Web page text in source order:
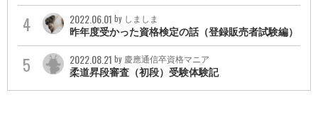
統括管理者■空調給排水管理監督者■清掃作業監督者■温泉入浴指
導員■機械警備業務管理者資格者■建築物石綿含有建材調査者（一
般調査者）
『その他』
■柔道初段■弓道初段■静岡県ふじのくに防災士■防災士■ふじのく
に防災マイスター■社会福祉主事任用資格■一級ビル設備管理技能
2022.06.01 by しましま
昨年度受かった資格検定の話（登録販売者試験編）
2022.08.21 by 慶應通信卒資格マニア
柔道昇段審査（初段）受験体験記